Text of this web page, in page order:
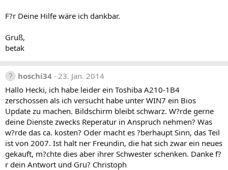
F?r Deine Hilfe wäre ich dankbar.
Gruß,
betak
hoschi34 23. Jan. 2014
Hallo Hecki, ich habe leider ein Toshiba A210-1B4
zerschossen als ich versucht habe unter WIN7 ein Bios
Update zu machen. Bildschirm bleibt schwarz. W?rde gerne
deine Dienste zwecks Reperatur in Anspruch nehmen? Was
w?rde das ca. kosten? Oder macht es ?berhaupt Sinn, das Teil
ist von 2007. Ist halt ner Freundin, die hat sich zwar ein neues
gekauft, m?chte dies aber ihrer Schwester schenken. Danke f?
r dein Antwort und Gru? Christoph